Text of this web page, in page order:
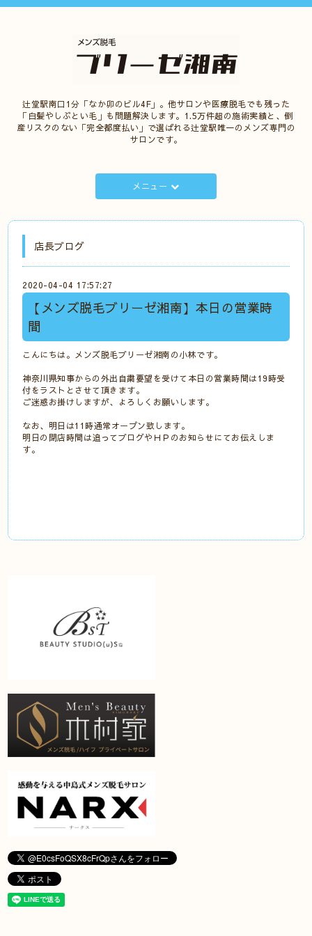
辻堂駅南口1分「なか卯のビル4F」。他サロンや医療脱毛でも残った
「白髪やしぶとい毛」も問題解決します。1.5万件超の施術実績と、倒
産リスクのない「完全都度払い」で選ばれる辻堂駅唯一のメンズ専門の
サロンです。
メニュー
店長ブログ
2020-04-04 17:57:27
【メンズ脱毛ブリーゼ湘南】本日の営業時
間
こんにちは。メンズ脱毛ブリーゼ湘南の小林です。
神奈川県知事からの外出自粛要望を受けて本日の営業時間は19時受
付をラストとさせて頂きます。
ご迷惑お掛けしますが、よろしくお願いします。
なお、明日は11時通常オープン致します。
明日の閉店時間は追ってブログやＨＰのお知らせにてお伝えしま
す。